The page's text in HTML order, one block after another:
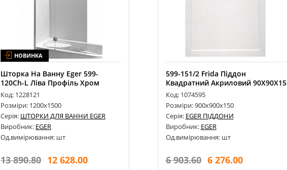
НОВИНКА
Шторка На Ванну Eger 599-
120Ch-L Ліва Профіль Хром
Код: 1228121
Розміри: 1200х1500
Серія: ШТОРКИ ДЛЯ ВАННИ EGER
Виробник: EGER
Од.вимірювання: шт
13 890.80 12 628.00
599-151/2 Frida Піддон
Квадратний Акриловий 90Х90Х15
Код: 1074595
Розміри: 900х900х150
Серія: EGER ПІДДОНИ
Виробник: EGER
Од.вимірювання: шт
6 903.60 6 276.00